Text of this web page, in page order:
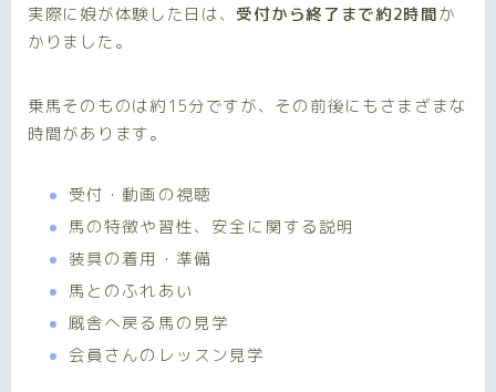
実際に娘が体験した日は、 受付から終了まで約2時間か
かりました。
乗馬そのものは約15分ですが、その前後にもさまざまな
時間があります。
受付・動画の視聴
馬の特徴や習性、安全に関する説明
装具の着用・準備
馬とのふれあい
厩舎へ戻る馬の見学
会員さんのレッスン見学